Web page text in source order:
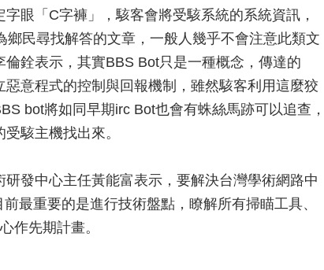
眼「C字褲」，駭客會將受駭系統的系統資訊，
民尋找解答的文章，一般人幾乎不會注意此類文
銓表示，其實BBS Bot只是一種概念，傳達的
意程式的控制與回報機制，雖然駭客利用這麼狡
bot將如同早期irc Bot也會有蛛絲馬跡可以追查，
駭主機找出來。
發中心主任黃能富表示，要解決台灣學術網路中
最重要的是進行技術盤點，瞭解所有掃瞄工具、
作先期計畫。